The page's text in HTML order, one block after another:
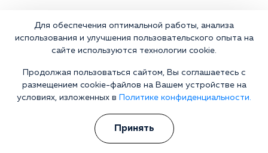
Для обеспечения оптимальной работы, анализа
использования и улучшения пользовательского опыта на
сайте используются технологии cookie.
Продолжая пользоваться сайтом, Вы соглашаетесь с
размещением cookie-файлов на Вашем устройстве на
условиях, изложенных в
Политике конфиденциальности.
Принять